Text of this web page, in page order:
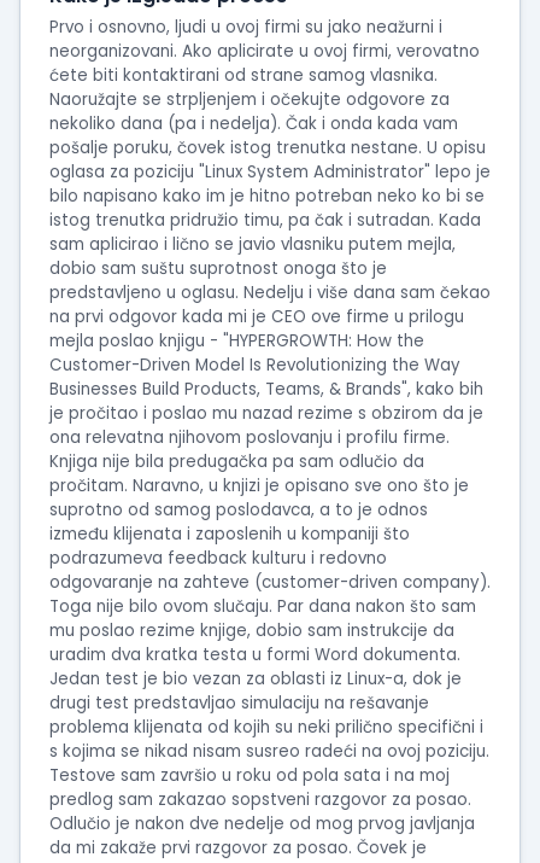
Prvo i osnovno, ljudi u ovoj firmi su jako neažurni i
neorganizovani. Ako aplicirate u ovoj firmi, verovatno
ćete biti kontaktirani od strane samog vlasnika.
Naoružajte se strpljenjem i očekujte odgovore za
nekoliko dana (pa i nedelja). Čak i onda kada vam
pošalje poruku, čovek istog trenutka nestane. U opisu
oglasa za poziciju "Linux System Administrator" lepo je
bilo napisano kako im je hitno potreban neko ko bi se
istog trenutka pridružio timu, pa čak i sutradan. Kada
sam aplicirao i lično se javio vlasniku putem mejla,
dobio sam suštu suprotnost onoga što je
predstavljeno u oglasu. Nedelju i više dana sam čekao
na prvi odgovor kada mi je CEO ove firme u prilogu
mejla poslao knjigu - "HYPERGROWTH: How the
Customer-Driven Model Is Revolutionizing the Way
Businesses Build Products, Teams, & Brands", kako bih
je pročitao i poslao mu nazad rezime s obzirom da je
ona relevatna njihovom poslovanju i profilu firme.
Knjiga nije bila predugačka pa sam odlučio da
pročitam. Naravno, u knjizi je opisano sve ono što je
suprotno od samog poslodavca, a to je odnos
između klijenata i zaposlenih u kompaniji što
podrazumeva feedback kulturu i redovno
odgovaranje na zahteve (customer-driven company).
Toga nije bilo ovom slučaju. Par dana nakon što sam
mu poslao rezime knjige, dobio sam instrukcije da
uradim dva kratka testa u formi Word dokumenta.
Jedan test je bio vezan za oblasti iz Linux-a, dok je
drugi test predstavljao simulaciju na rešavanje
problema klijenata od kojih su neki prilično specifični i
s kojima se nikad nisam susreo radeći na ovoj poziciju.
Testove sam završio u roku od pola sata i na moj
predlog sam zakazao sopstveni razgovor za posao.
Odlučio je nakon dve nedelje od mog prvog javljanja
da mi zakaže prvi razgovor za posao. Čovek je